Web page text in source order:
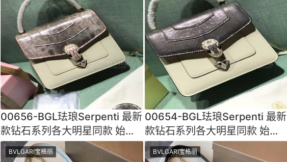
00656-BGL珐琅Serpenti 最新
款钻石系列各大明星同款 始于
台伯河上的光影情缘正在
00654-BGL珐琅Serpenti 最新
款钻石系列各大明星同款 始于
台伯河上的光影情缘正在
BVLGARI宝格丽 BVLGARI宝格丽